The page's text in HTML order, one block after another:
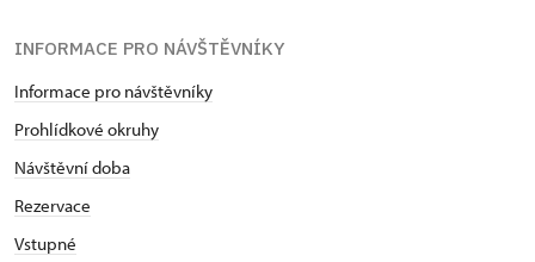
INFORMACE PRO NÁVŠTĚVNÍKY
Informace pro návštěvníky
Prohlídkové okruhy
Návštěvní doba
Rezervace
Vstupné